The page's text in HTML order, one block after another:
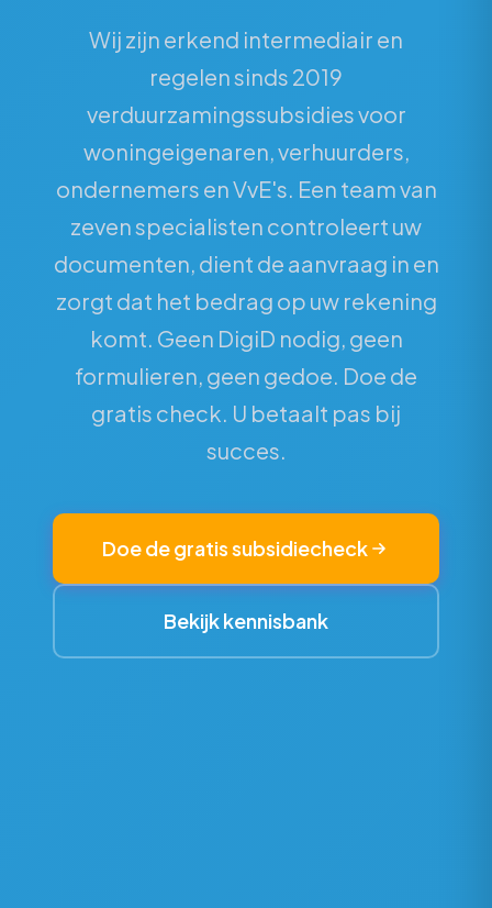
Wij zijn erkend intermediair en
regelen sinds 2019
verduurzamingssubsidies voor
woningeigenaren, verhuurders,
ondernemers en VvE's. Een team van
zeven specialisten controleert uw
documenten, dient de aanvraag in en
zorgt dat het bedrag op uw rekening
komt. Geen DigiD nodig, geen
formulieren, geen gedoe. Doe de
gratis check. U betaalt pas bij
succes.
Doe de gratis subsidiecheck
Bekijk kennisbank